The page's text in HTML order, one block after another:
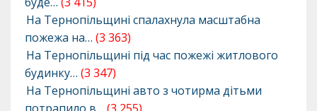
На Тернопільщині спалахнула масштабна
пожежа на… (3 363)
На Тернопільщині під час пожежі житлового
будинку… (3 347)
На Тернопільщині авто з чотирма дітьми
потрапило в… (3 255)